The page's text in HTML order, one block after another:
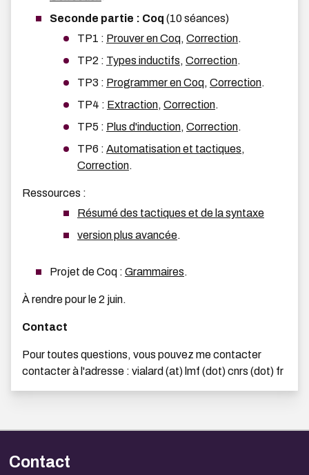
Seconde partie : Coq (10 séances)
TP1 : Prouver en Coq, Correction.
TP2 : Types inductifs, Correction.
TP3 : Programmer en Coq, Correction.
TP4 : Extraction, Correction.
TP5 : Plus d'induction, Correction.
TP6 : Automatisation et tactiques,
Correction.
Ressources :
Résumé des tactiques et de la syntaxe
version plus avancée.
Projet de Coq : Grammaires.
À rendre pour le 2 juin.
Contact
Pour toutes questions, vous pouvez me contacter
contacter à l'adresse : vialard (at) lmf (dot) cnrs (dot) fr
Contact